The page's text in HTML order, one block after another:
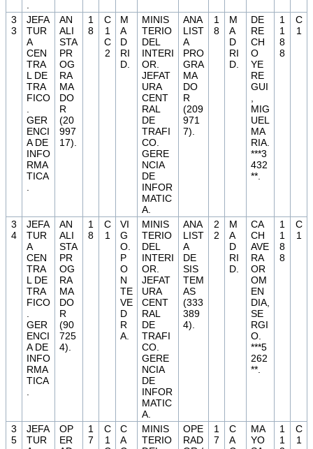
3
3
JEFA
TUR
A
CEN
TRA
L DE
TRA
FICO
GER
ENCI
A DE
INFO
RMA
TICA
AN
ALI
STA
PR
OG
RA
MA
DO
R
(20
997
17).
1
8
C
1
C
2
M
A
D
RI
D.
MINIS
TERIO
DEL
INTERI
OR.
JEFAT
URA
CENT
RAL
DE
TRAFI
CO.
GERE
NCIA
DE
INFOR
MATIC
A.
ANA
LIST
A
PRO
GRA
MA
DO
R
(209
971
7).
1
8
M
A
D
RI
D.
DE
RE
CH
O
YE
RE
GUI
MIG
UEL
MA
RIA.
***3
432
**.
1
1
8
8
C
1
3
4
JEFA
TUR
A
CEN
TRA
L DE
TRA
FICO
GER
ENCI
A DE
INFO
RMA
TICA
AN
ALI
STA
PR
OG
RA
MA
DO
R
(90
725
4).
1
8
C
1
VI
G
O.
P
O
N
TE
VE
D
R
A.
MINIS
TERIO
DEL
INTERI
OR.
JEFAT
URA
CENT
RAL
DE
TRAFI
CO.
GERE
NCIA
DE
INFOR
MATIC
A.
ANA
LIST
A
DE
SIS
TEM
AS
(333
389
4).
2
2
M
A
D
RI
D.
CA
CH
AVE
RA
OR
OM
EN
DIA,
SE
RGI
O.
***5
262
**.
1
1
8
8
C
1
3
5
JEFA
TUR
OP
ER
1
7
C
1
C
A
MINIS
TERIO
OPE
RAD
1
7
C
A
MA
YO
1
1
C
1